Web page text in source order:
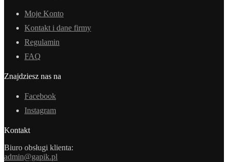
Moje Konto
Kontakt i dane firmy
Regulamin
FAQ
Znajdziesz nas na
Facebook
Instagram
Kontakt
Biuro obsługi klienta:
admin@gapik.pl